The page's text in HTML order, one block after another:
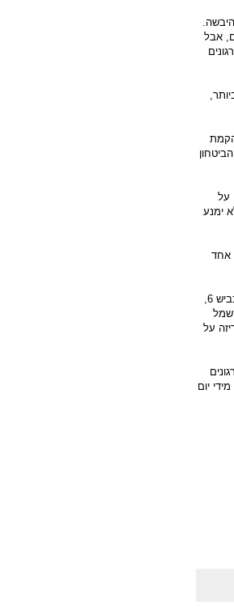
אבל
על
ימנע
אחד
על
יום